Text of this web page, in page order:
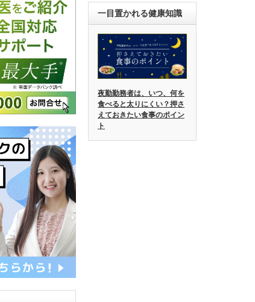
一目置かれる健康知識
夜勤勤務者は、いつ、何を
食べると太りにくい？押さ
えておきたい食事のポイン
ト